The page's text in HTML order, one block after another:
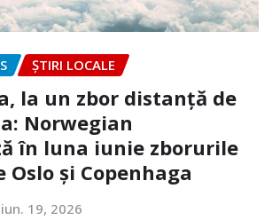
ȘTIRI LOCALE
la un zbor distanță de
Norwegian
în luna iunie zborurile
Oslo și Copenhaga
iun. 19, 2026